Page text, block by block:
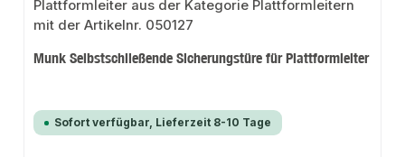
Munk Selbstschließende Sicherungstüre für Plattformleiter
Sofort verfügbar, Lieferzeit 8-10 Tage